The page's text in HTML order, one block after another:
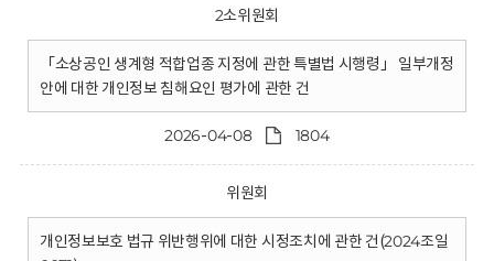
2소위원회
「소상공인 생계형 적합업종 지정에 관한 특별법 시행령」 일부개정
안에 대한 개인정보 침해요인 평가에 관한 건
2026-04-08 1804
위원회
개인정보보호 법규 위반행위에 대한 시정조치에 관한 건(2024조일